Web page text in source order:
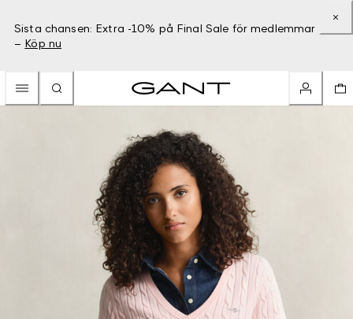
Sista chansen: Extra -10% på Final Sale för medlemmar
– Köp nu